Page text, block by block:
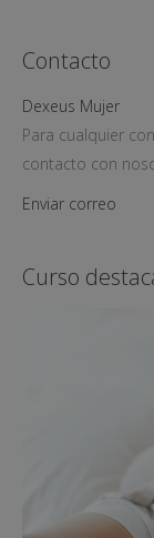
Contacto
Dexeus Mujer
Para cualquier
contacto con
Enviar correo
Curso